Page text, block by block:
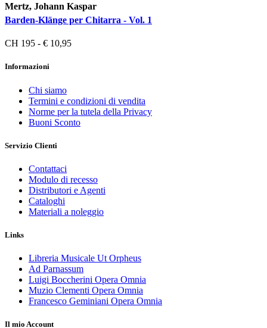
Mertz, Johann Kaspar
Barden-Klänge per Chitarra - Vol. 1
CH 195 - € 10,95
Informazioni
Chi siamo
Termini e condizioni di vendita
Norme per la tutela della Privacy
Buoni Sconto
Servizio Clienti
Contattaci
Modulo di recesso
Distributori e Agenti
Cataloghi
Materiali a noleggio
Links
Libreria Musicale Ut Orpheus
Ad Parnassum
Luigi Boccherini Opera Omnia
Muzio Clementi Opera Omnia
Francesco Geminiani Opera Omnia
Il mio Account